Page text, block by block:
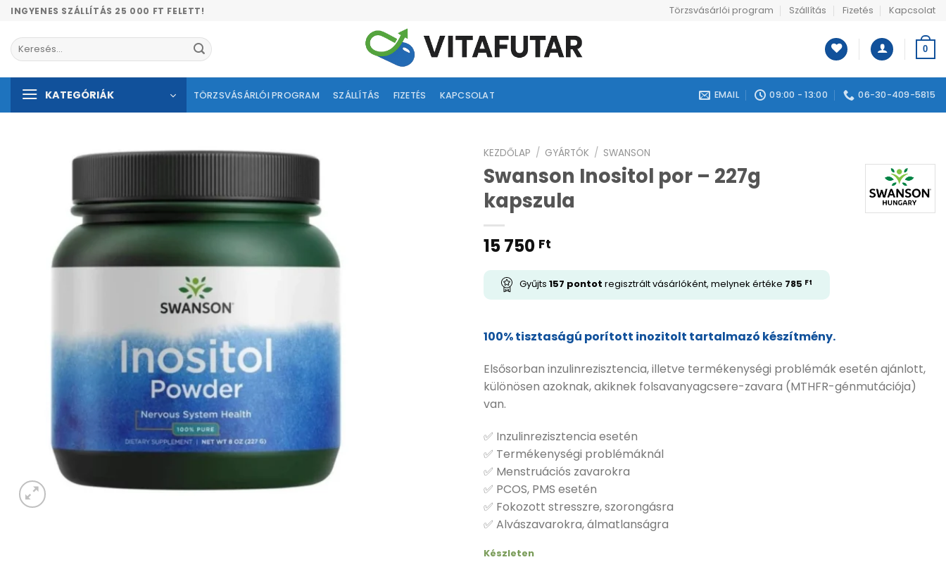
Skip
content
INGYENES SZÁLLÍTÁS 25 000 FT FELETT! Törzsvásárlói program Szállítás Fizetés Kapcsolat
Keresés
a
0
KATEGÓRIÁK TÖRZSVÁSÁRLÓI PROGRAM SZÁLLÍTÁS FIZETÉS KAPCSOLAT EMAIL 09:00 - 13:00 06-30-409-5815
adás
KEZDŐLAP / GYÁRTÓK / SWANSON
Swanson Inositol por – 227g
kapszula
15 750 Ft
Gyűjts 157 pontot regisztrált vásárlóként, melynek értéke 785 Ft
100% tisztaságú porított inozitolt tartalmazó készítmény.
Elsősorban inzulinrezisztencia, illetve termékenységi problémák esetén ajánlott,
különösen azoknak, akiknek folsavanyagcsere-zavara (MTHFR-génmutációja)
van.
✅ Inzulinrezisztencia esetén
✅ Termékenységi problémáknál
✅ Menstruációs zavarokra
✅ PCOS, PMS esetén
✅ Fokozott stresszre, szorongásra
✅ Alvászavarokra, álmatlanságra
Készleten